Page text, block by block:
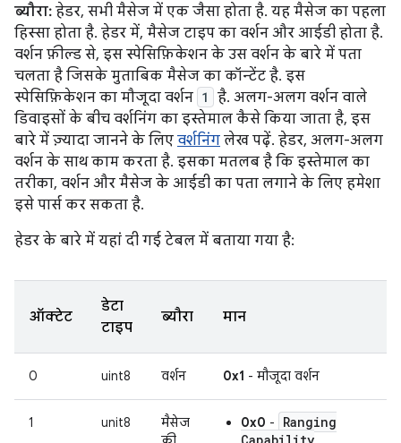
ब्यौरा: हेडर, सभी मैसेज में एक जैसा होता है. यह मैसेज का पहला
हिस्सा होता है. हेडर में, मैसेज टाइप का वर्शन और आईडी होता है.
वर्शन फ़ील्ड से, इस स्पेसिफ़िकेशन के उस वर्शन के बारे में पता
चलता है जिसके मुताबिक मैसेज का कॉन्टेंट है. इस
स्पेसिफ़िकेशन का मौजूदा वर्शन 1
है. अलग-अलग वर्शन वाले
डिवाइसों के बीच वर्शनिंग का इस्तेमाल कैसे किया जाता है, इस
बारे में ज़्यादा जानने के लिए वर्शनिंग लेख पढ़ें. हेडर, अलग-अलग
वर्शन के साथ काम करता है. इसका मतलब है कि इस्तेमाल का
तरीका, वर्शन और मैसेज के आईडी का पता लगाने के लिए हमेशा
इसे पार्स कर सकता है.
हेडर के बारे में यहां दी गई टेबल में बताया गया है:
ऑक्टेट
डेटा
टाइप
ब्यौरा मान
0 uint8 वर्शन 0x1 - मौजूदा वर्शन
1 unit8
मैसेज
0x0 -
Ranging